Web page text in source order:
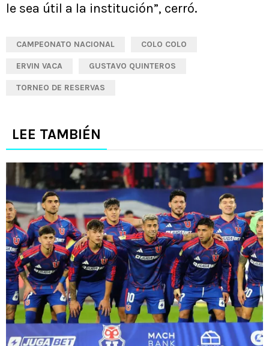
le sea útil a la institución”, cerró.
CAMPEONATO NACIONAL COLO COLO
ERVIN VACA GUSTAVO QUINTEROS
TORNEO DE RESERVAS
LEE TAMBIÉN